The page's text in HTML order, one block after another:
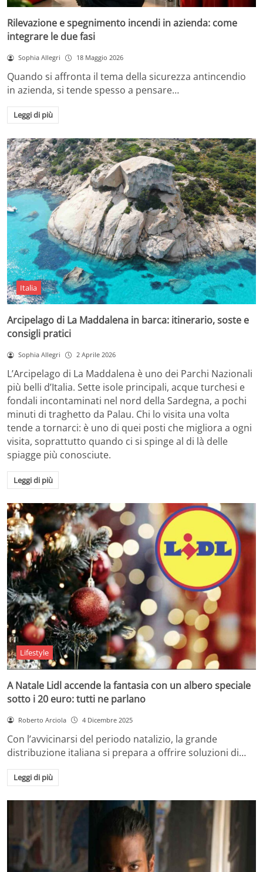
Rilevazione e spegnimento incendi in azienda: come
integrare le due fasi
Sophia Allegri 18 Maggio 2026
Quando si affronta il tema della sicurezza antincendio
in azienda, si tende spesso a pensare…
Leggi di più
Italia
Arcipelago di La Maddalena in barca: itinerario, soste e
consigli pratici
Sophia Allegri 2 Aprile 2026
L’Arcipelago di La Maddalena è uno dei Parchi Nazionali
più belli d’Italia. Sette isole principali, acque turchesi e
fondali incontaminati nel nord della Sardegna, a pochi
minuti di traghetto da Palau. Chi lo visita una volta
tende a tornarci: è uno di quei posti che migliora a ogni
visita, soprattutto quando ci si spinge al di là delle
spiagge più conosciute.
Leggi di più
Lifestyle
A Natale Lidl accende la fantasia con un albero speciale
sotto i 20 euro: tutti ne parlano
Roberto Arciola 4 Dicembre 2025
Con l’avvicinarsi del periodo natalizio, la grande
distribuzione italiana si prepara a offrire soluzioni di…
Leggi di più